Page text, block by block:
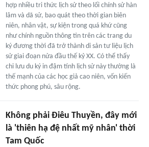
hợp nhiều tri thức lịch sử theo lối chính sử hàn
lâm và dã sử, bao quát theo thời gian biên
niên, nhân vật, sự kiện trong quá khứ cũng
như chính nguồn thông tin trên các trang du
ký đương thời đã trở thành di sản tư liệu lịch
sử giai đoạn nửa đầu thế kỷ XX. Có thể thấy
chi lưu du ký in đậm tính lịch sử này thường là
thế mạnh của các học giả cao niên, vốn kiến
thức phong phú, sâu rộng.
Không phải Điêu Thuyền, đây mới
là 'thiên hạ đệ nhất mỹ nhân' thời
Tam Quốc